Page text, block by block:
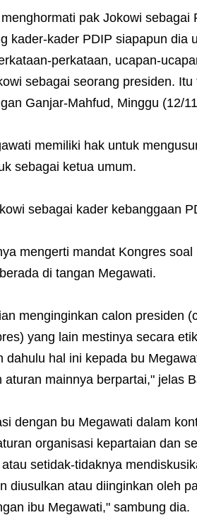
pak Jokowi sebagai
kader-kader PDIP siapapun dia
perkataan, ucapan-
sebagai seorang presiden. Itu
Ganjar-Mahfud, Minggu (12/
memiliki hak untuk
sebagai ketua umum.
sebagai kader kebanggaan
mengerti mandat Kongres soal
di tangan Megawati.
menginginkan calon presiden
yang lain mestinya secara
hal ini kepada bu
mainnya berpartai," jelas
dengan bu Megawati dalam
organisasi kepartaian dan
setidak-tidaknya
diusulkan atau diinginkan oleh
ibu Megawati," sambung dia.